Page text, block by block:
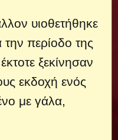
υιοθετήθηκε
περίοδο της
ξεκίνησαν
εκδοχή ενός
με γάλα,